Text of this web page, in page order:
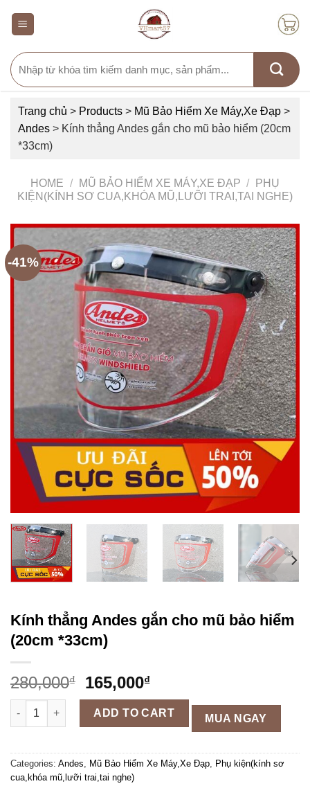
Search
for:
Trang chủ > Products > Mũ Bảo Hiểm Xe Máy,Xe Đạp >
Andes > Kính thẳng Andes gắn cho mũ bảo hiểm (20cm
*33cm)
HOME / MŨ BẢO HIỂM XE MÁY,XE ĐẠP /
PHỤ
KIỆN(KÍNH SƠ CUA,KHÓA MŨ,LƯỠI TRAI,TAI NGHE)
-41%
Kính thẳng Andes gắn cho mũ bảo hiểm
(20cm *33cm)
280,000₫ 165,000₫
Kính thẳng Andes gắn cho mũ bảo hiểm (20cm *33cm) quantity
ADD TO CART MUA NGAY
Categories: Andes Mũ Bảo Hiểm Xe Máy,Xe Đạp
Phụ kiện(kính sơ
cua,khóa mũ,lưỡi trai,tai nghe)